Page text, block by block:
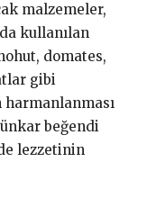
malzemeler,
kullanılan
domates,
gibi
beğendi
lezzetinin